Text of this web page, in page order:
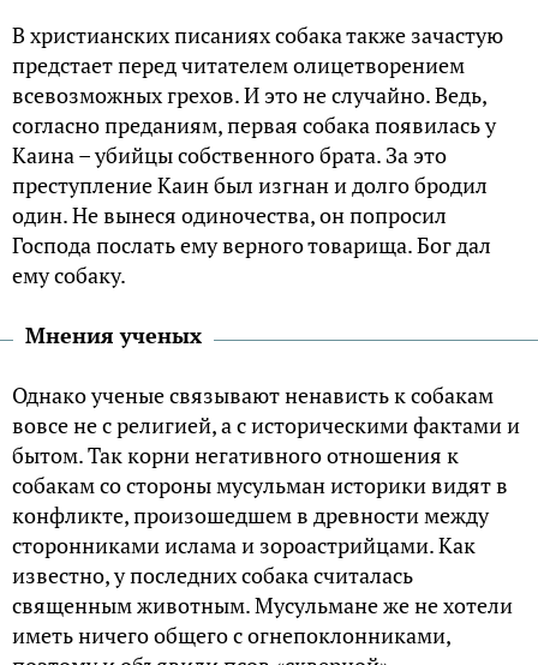
В христианских писаниях собака также зачастую
предстает перед читателем олицетворением
всевозможных грехов. И это не случайно. Ведь,
согласно преданиям, первая собака появилась у
Каина – убийцы собственного брата. За это
преступление Каин был изгнан и долго бродил
один. Не вынеся одиночества, он попросил
Господа послать ему верного товарища. Бог дал
ему собаку.
Мнения ученых
Однако ученые связывают ненависть к собакам
вовсе не с религией, а с историческими фактами и
бытом. Так корни негативного отношения к
собакам со стороны мусульман историки видят в
конфликте, произошедшем в древности между
сторонниками ислама и зороастрийцами. Как
известно, у последних собака считалась
священным животным. Мусульмане же не хотели
иметь ничего общего с огнепоклонниками,